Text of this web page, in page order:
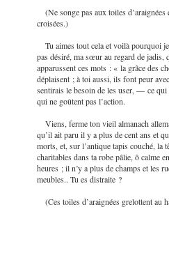
(Ne songe pas aux toiles
croisées.)
Tu aimes tout cela et voilà pourquoi
pas désiré, ma sœur au regard de jadis,
apparussent ces mots : « la grâce des
déplaisent ; à toi aussi, ils font peur
sentirais le besoin de les user, — ce
qui ne goûtent pas l’action.
Viens, ferme ton vieil almanach
qu’il ait paru il y a plus de cent ans et
morts, et, sur l’antique tapis couché, la
charitables dans ta robe pâlie, ô calme
heures ; il n’y a plus de champs et les
meubles.. Tu es distraite ?
(Ces toiles d’araignées grelottent au